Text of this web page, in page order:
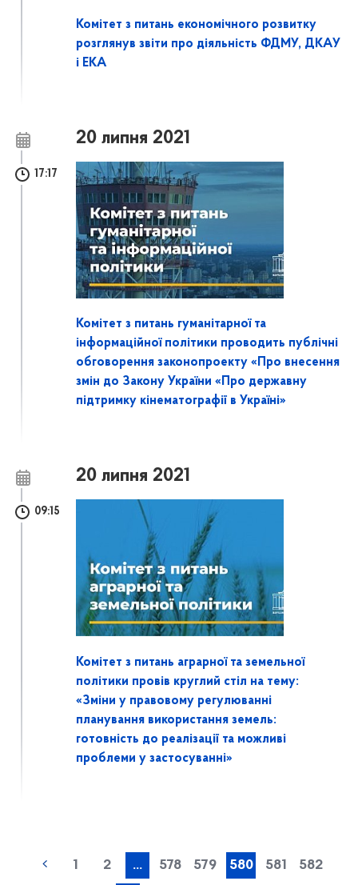
Комітет з питань економічного розвитку
розглянув звіти про діяльність ФДМУ, ДКАУ
і ЕКА
20 липня 2021
17:17
Комітет з питань гуманітарної та
інформаційної політики проводить публічні
обговорення законопроекту «Про внесення
змін до Закону України «Про державну
підтримку кінематографії в Україні»
20 липня 2021
09:15
Комітет з питань аграрної та земельної
політики провів круглий стіл на тему:
«Зміни у правовому регулюванні
планування використання земель:
готовність до реалізації та можливі
проблеми у застосуванні»
1 2 ... 578 579 580 581 582